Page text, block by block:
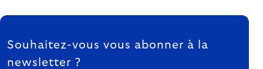
FOOTER
Souhaitez-vous vous abonner à la
newsletter ?